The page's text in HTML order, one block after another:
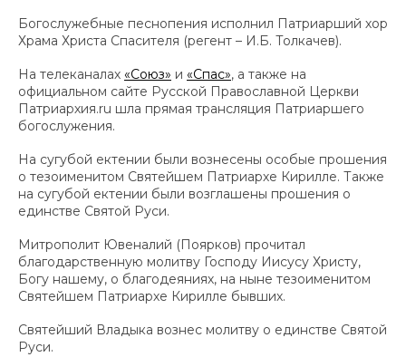
Богослужебные песнопения исполнил Патриарший хор
Храма Христа Спасителя (регент – И.Б. Толкачев).
На телеканалах «Союз» и «Спас», а также на
официальном сайте Русской Православной Церкви
Патриархия.ru шла прямая трансляция Патриаршего
богослужения.
На сугубой ектении были вознесены особые прошения
о тезоименитом Святейшем Патриархе Кирилле. Также
на сугубой ектении были возглашены прошения о
единстве Святой Руси.
Митрополит Ювеналий (Поярков) прочитал
благодарственную молитву Господу Иисусу Христу,
Богу нашему, о благодеяниях, на ныне тезоименитом
Святейшем Патриархе Кирилле бывших.
Святейший Владыка вознес молитву о единстве Святой
Руси.